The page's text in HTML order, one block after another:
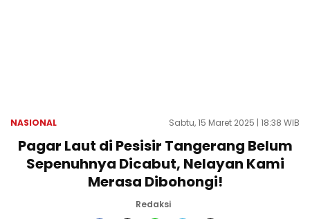
NASIONAL Sabtu, 15 Maret 2025 | 18:38 WIB
Pagar Laut di Pesisir Tangerang Belum
Sepenuhnya Dicabut, Nelayan Kami
Merasa Dibohongi!
Redaksi